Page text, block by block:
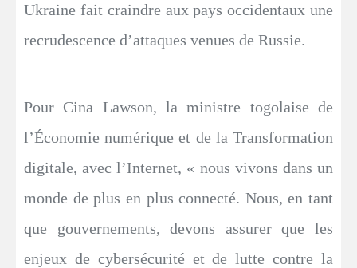
Ukraine fait craindre aux pays occidentaux une
recrudescence d’attaques venues de Russie.
Pour Cina Lawson, la ministre togolaise de
l’Économie numérique et de la Transformation
digitale, avec l’Internet, « nous vivons dans un
monde de plus en plus connecté. Nous, en tant
que gouvernements, devons assurer que les
enjeux de cybersécurité et de lutte contre la